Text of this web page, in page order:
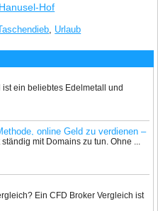
Hof
, Urlaub
ist ein beliebtes Edelmetall und
online Geld zu verdienen –
mit Domains zu tun. Ohne ...
Ein CFD Broker Vergleich ist